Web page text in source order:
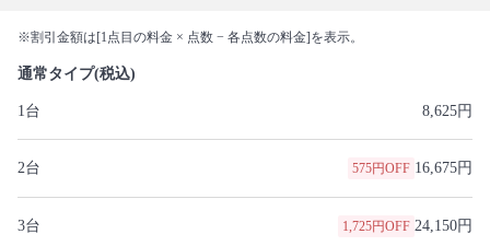
※割引金額は[1点目の料金 × 点数 − 各点数の料金]を表示。
通常タイプ(税込)
1台 8,625円
2台 575円OFF 16,675円
3台 1,725円OFF 24,150円